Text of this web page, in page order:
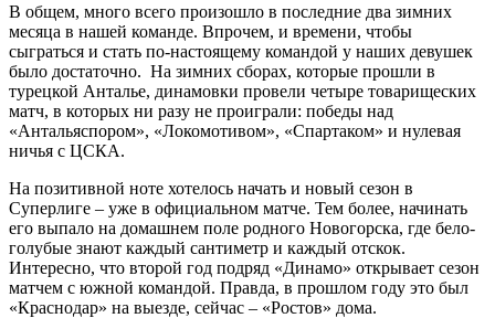
В общем, много всего произошло в последние два зимних
месяца в нашей команде. Впрочем, и времени, чтобы
сыграться и стать по-настоящему командой у наших девушек
было достаточно. На зимних сборах, которые прошли в
турецкой Анталье, динамовки провели четыре товарищеских
матч, в которых ни разу не проиграли: победы над
«Антальяспором», «Локомотивом», «Спартаком» и нулевая
ничья с ЦСКА.
На позитивной ноте хотелось начать и новый сезон в
Суперлиге – уже в официальном матче. Тем более, начинать
его выпало на домашнем поле родного Новогорска, где бело-
голубые знают каждый сантиметр и каждый отскок.
Интересно, что второй год подряд «Динамо» открывает сезон
матчем с южной командой. Правда, в прошлом году это был
«Краснодар» на выезде, сейчас – «Ростов» дома.